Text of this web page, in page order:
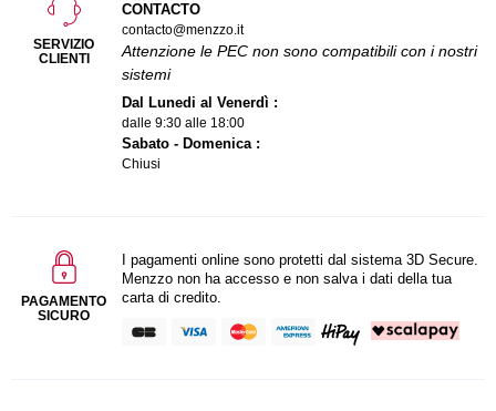
SERVIZIO
CLIENTI
CONTACTO
contacto@menzzo.it
Attenzione le PEC non sono compatibili con i nostri
sistemi
Dal Lunedi al Venerdì :
dalle 9:30 alle 18:00
Sabato - Domenica :
Chiusi
PAGAMENTO
SICURO
I pagamenti online sono protetti dal sistema 3D Secure.
Menzzo non ha accesso e non salva i dati della tua
carta di credito.